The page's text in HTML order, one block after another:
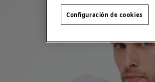
Configuración de cookies